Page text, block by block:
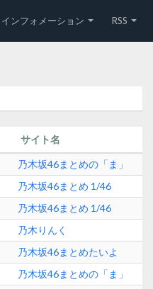
インフォメーション RSS
サイト名
乃木坂46まとめの「ま」
乃木坂46まとめ 1/46
乃木坂46まとめ 1/46
乃木りんく
乃木坂46まとめたいよ
乃木坂46まとめの「ま」